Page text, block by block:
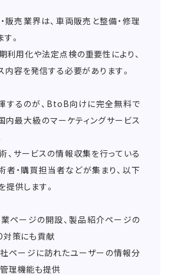
販売業界は、車両販売と整備・修理
。
利用化や法定点検の重要性により、
内容を発信する必要があります。
するのが、BtoB向けに完全無料で
内最大級のマーケティングサービス
、サービスの情報収集を行っている
・購買担当者などが集まり、以下
提供します。
業ページの開設、製品紹介ページの
対策にも貢献
社ページに訪れたユーザーの情報分
理機能も提供